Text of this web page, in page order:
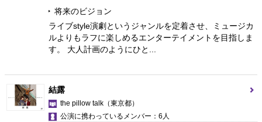
将来のビジョン
ライブstyle演劇というジャンルを定着させ、ミュージカ
ルよりもラフに楽しめるエンターテイメントを目指しま
す。 大人計画のようにひと...
結露
the pillow talk （東京都）
公演に携わっているメンバー：6人